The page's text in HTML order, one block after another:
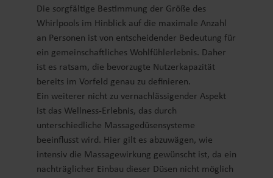
Die sorgfältige Bestimmung der Größe des
Whirlpools im Hinblick auf die maximale Anzahl
an Personen ist von entscheidender Bedeutung für
ein gemeinschaftliches Wohlfühlerlebnis. Daher
ist es ratsam, die bevorzugte Nutzerkapazität
bereits im Vorfeld genau zu definieren.
Ein weiterer nicht zu vernachlässigender Aspekt
ist das Wellness-Erlebnis, das durch
unterschiedliche Massagedüsensysteme
beeinflusst wird. Hier gilt es abzuwägen, wie
intensiv die Massagewirkung gewünscht ist, da ein
nachträglicher Einbau dieser Düsen nicht möglich